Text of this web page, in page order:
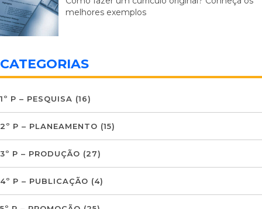
melhores exemplos
CATEGORIAS
1º P – PESQUISA (16)
2º P – PLANEAMENTO (15)
3º P – PRODUÇÃO (27)
4º P – PUBLICAÇÃO (4)